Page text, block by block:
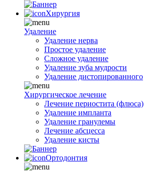
Хирургия
Удаление
Удаление нерва
Простое удаление
Сложное удаление
Удаление зуба мудрости
Удаление дистопированного
Хирургическое лечение
Лечение периостита (флюса)
Удаление импланта
Удаление гранулемы
Лечение абсцесса
Удаление кисты
Ортодонтия